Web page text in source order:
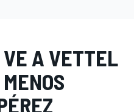
A VETTEL